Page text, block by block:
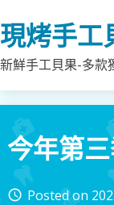
to
content
現烤手工
新鮮手工貝果-多款
今年第
access_time Posted on